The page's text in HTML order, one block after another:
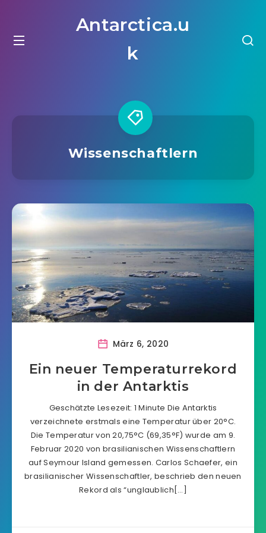
Antarctica.u
k
Wissenschaftlern
März 6, 2020
Ein neuer Temperaturrekord
in der Antarktis
Geschätzte Lesezeit: 1 Minute Die Antarktis
verzeichnete erstmals eine Temperatur über 20°C.
Die Temperatur von 20,75°C (69,35°F) wurde am 9.
Februar 2020 von brasilianischen Wissenschaftlern
auf Seymour Island gemessen. Carlos Schaefer, ein
brasilianischer Wissenschaftler, beschrieb den neuen
Rekord als “unglaublich[…]